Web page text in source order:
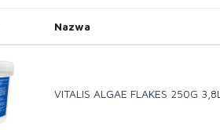
Nazwa
VITALIS ALGAE FLAKES 250G 3,8L